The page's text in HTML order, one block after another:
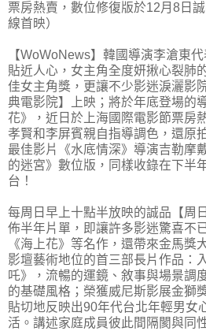
票房熱賣，數位修復版於12月8日
線首映）
【WoWoNews】韓國導演李滄東
貼近人心，女主角全度妍揪心裂肺
佳女主角獎，更讓不少影迷淚灑影
典電影院】上映；將於年底登場的
花》，近日於上海國際電影節票房
孝賢和李屏賓親自指導調色，還原
最佳影片《水底情深》導演吉勒摩
的迷宮》數位版，同樣收錄在下半
台！
每周日早上十點半放映的誠品【周
佈半年片單，即讓許多影迷驚喜不
《海上花》等名作，還帶來金馬獎
影壇藝術地位的首三部長片作品：
吒》，流暢的運鏡、敘事與場景調
的基礎風格；榮獲威尼斯影展金獅
貼切地反映出90年代台北年輕男女
活。講述家庭成員彼此間隔閡與同